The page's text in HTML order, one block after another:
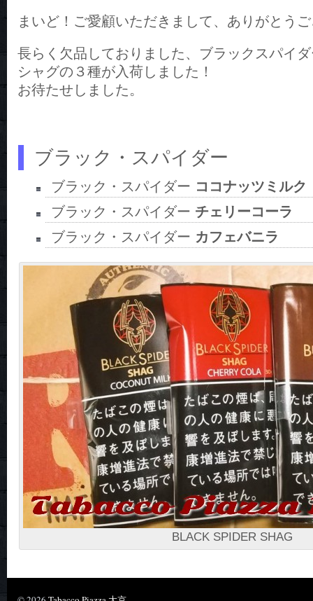
まいど！ご愛顧いただきまして、ありがとう
長らく欠品しておりました、ブラックスパイ
シャグの３種が入荷しました！
お待たせしました。
ブラック・スパイダー
ブラック・スパイダー ココナッツミルク
ブラック・スパイダー チェリーコーラ
ブラック・スパイダー カフェバニラ
BLACK SPIDER SHAG